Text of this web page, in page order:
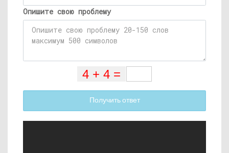
Опишите свою проблему
Получить ответ